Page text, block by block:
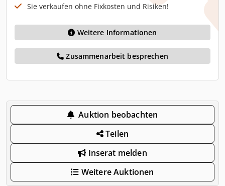
Sie verkaufen ohne Fixkosten und Risiken!
Weitere Informationen
Zusammenarbeit besprechen
Auktion beobachten
Teilen
Inserat melden
Weitere Auktionen